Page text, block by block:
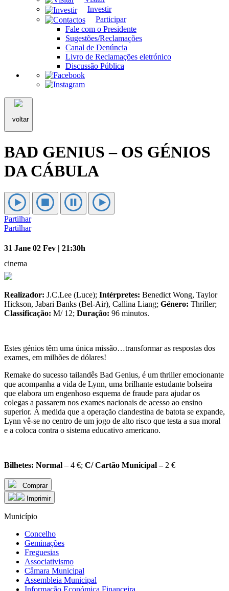
Investir
Participar
Fale com o Presidente
Sugestões/Reclamações
Canal de Denúncia
Livro de Reclamações eletrónico
Discussão Pública
voltar
BAD GENIUS – OS GÉNIOS
DA CÁBULA
Partilhar
Partilhar
31 Jane 02 Fev | 21:30h
cinema
Realizador: J.C.Lee (Luce); Intérpretes: Benedict Wong, Taylor
Hickson, Jabari Banks (Bel-Air), Callina Liang; Género: Thriller;
Classificação: M/ 12; Duração: 96 minutos.
Estes génios têm uma única missão…transformar as respostas dos
exames, em milhões de dólares!
Remake do sucesso tailandês Bad Genius, é um thriller emocionante
que acompanha a vida de Lynn, uma brilhante estudante bolseira
que elabora um engenhoso esquema de fraude para ajudar os
colegas a passarem nos exames nacionais de acesso ao ensino
superior. À medida que a operação clandestina de batota se expande,
Lynn vê-se no centro de um jogo de alto risco que testa a sua moral
e a coloca contra o sistema educativo americano.
Bilhetes: Normal – 4 €; C/ Cartão Municipal – 2 €
Comprar
Imprimir
Município
Concelho
Geminações
Freguesias
Associativismo
Câmara Municipal
Assembleia Municipal
Informação Económica Financeira